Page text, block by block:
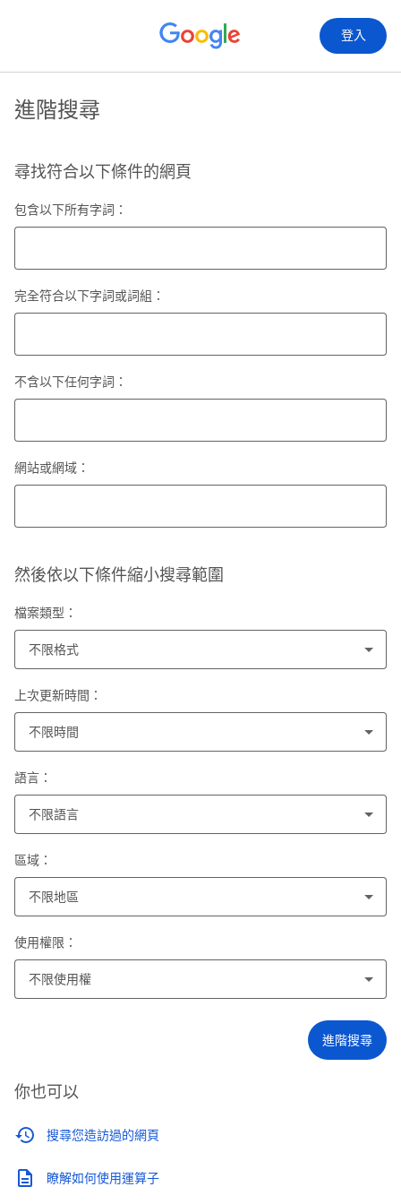
登入
進階搜尋
尋找符合以下條件的網頁
包含以下所有字詞：
完全符合以下字詞或詞組：
不含以下任何字詞：
網站或網域：
然後依以下條件縮小搜尋範圍
檔案類型：
不限格式
上次更新時間：
不限時間
語言：
不限語言
區域：
不限地區
使用權限：
不限使用權
進階搜尋
你也可以
搜尋您造訪過的網頁
瞭解如何使用運算子